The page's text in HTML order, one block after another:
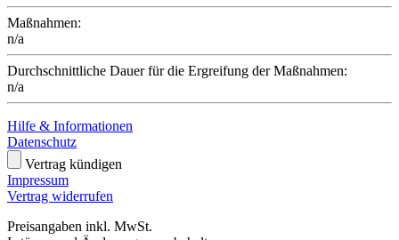
Maßnahmen:
n/a
Durchschnittliche Dauer für die Ergreifung der Maßnahmen:
n/a
Hilfe & Informationen
Datenschutz
Vertrag kündigen
Impressum
Vertrag widerrufen
Preisangaben inkl. MwSt.